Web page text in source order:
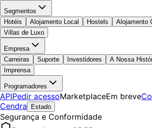
Segmentos
Hotéis
Alojamento Local Hostels
Alojamento
Villas de Luxo
Empresa
Carreiras
Suporte Investidores A Nossa
Imprensa
Programadores
APIPedir acessoMarketplaceEm breve
Cendra
Estado
Segurança e Conformidade